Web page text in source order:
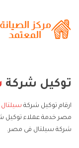
توكيل شركة
ارقام توكيل شركة سيلتال
مصر خدمة عملاء توكيل
شركة سيلتال فى مصر.